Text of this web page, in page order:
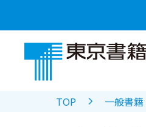
TOP 一般書籍